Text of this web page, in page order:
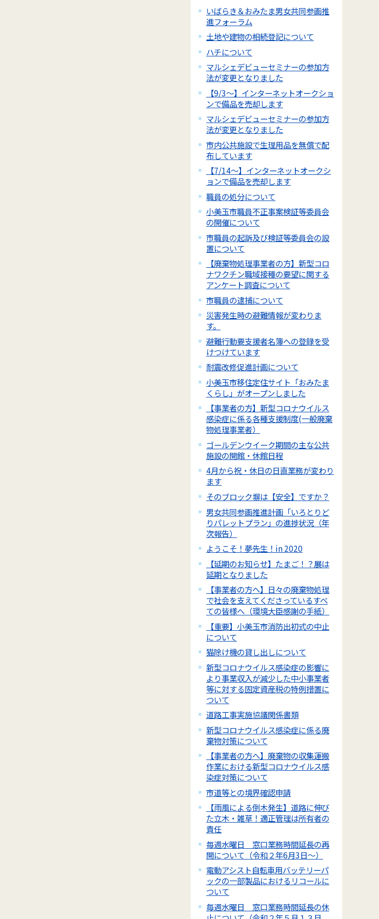
いばらき＆おみたま男女共同参画推
進フォーラム
土地や建物の相続登記について
ハチについて
マルシェデビューセミナーの参加方
法が変更となりました
【9/3～】インターネットオークショ
ンで備品を売却します
マルシェデビューセミナーの参加方
法が変更となりました
市内公共施設で生理用品を無償で配
布しています
【7/14～】インターネットオークシ
ョンで備品を売却します
職員の処分について
小美玉市職員不正事案検証等委員会
の開催について
市職員の起訴及び検証等委員会の設
置について
【廃棄物処理事業者の方】新型コロ
ナワクチン職域接種の要望に関する
アンケート調査について
市職員の逮捕について
災害発生時の避難情報が変わりま
す。
避難行動要支援者名簿への登録を受
けつけています
耐震改修促進計画について
小美玉市移住定住サイト「おみたま
くらし」がオープンしました
【事業者の方】新型コロナウイルス
感染症に係る各種支援制度(一般廃棄
物処理事業者）
ゴールデンウイーク期間の主な公共
施設の開館・休館日程
4月から祝・休日の日直業務が変わり
ます
そのブロック塀は【安全】ですか？
男女共同参画推進計画「いろとりど
りパレットプラン」の進捗状況（年
次報告）
ようこそ！夢先生！in 2020
【延期のお知らせ】たまご！？展は
延期となりました
【事業者の方へ】日々の廃棄物処理
で社会を支えてくださっているすべ
ての皆様へ（環境大臣感謝の手紙）
【重要】小美玉市消防出初式の中止
について
猫除け機の貸し出しについて
新型コロナウイルス感染症の影響に
より事業収入が減少した中小事業者
等に対する固定資産税の特例措置に
ついて
道路工事実施協議関係書類
新型コロナウイルス感染症に係る廃
棄物対策について
【事業者の方へ】廃棄物の収集運搬
作業における新型コロナウイルス感
染症対策について
市道等との境界確認申請
【雨風による倒木発生】道路に伸び
た立木・雑草！適正管理は所有者の
責任
毎週水曜日 窓口業務時間延長の再
開について（令和２年6月3日～）
電動アシスト自転車用バッテリーパ
ックの一部製品におけるリコールに
ついて
毎週水曜日 窓口業務時間延長の休